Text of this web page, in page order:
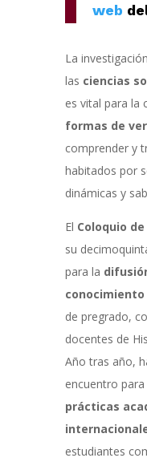
web
La
las ciencias
es vital para la
formas de
comprender y
habitados por
dinámicas y
El Coloquio
su
para la
conocimiento
de pregrado,
docentes de
Año tras año,
encuentro
prácticas
estudiantes